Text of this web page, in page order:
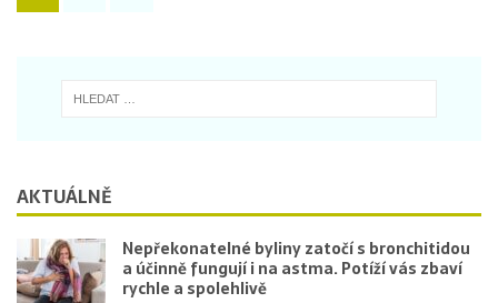
AKTUÁLNĚ
Nepřekonatelné byliny zatočí s bronchitidou
a účinně fungují i na astma. Potíží vás zbaví
rychle a spolehlivě